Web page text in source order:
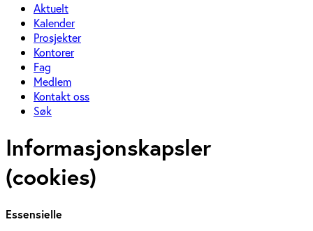
Aktuelt
Kalender
Prosjekter
Kontorer
Fag
Medlem
Kontakt oss
Søk
Informasjonskapsler
(cookies)
Essensielle